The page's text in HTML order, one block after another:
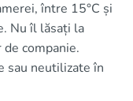
între 15°C și
Nu îl lăsați la
companie.
sau neutilizate în